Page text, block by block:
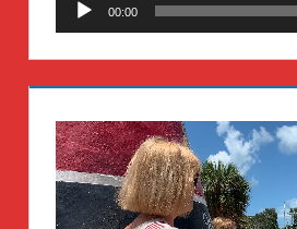
00:00